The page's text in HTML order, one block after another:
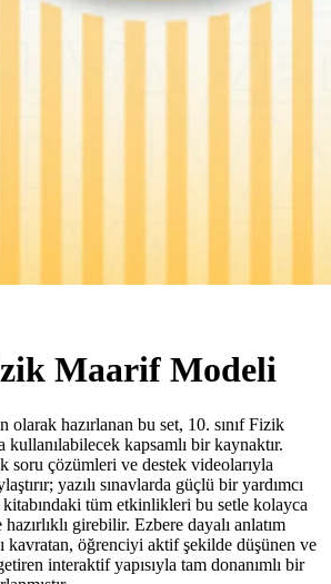
Maarif Modeli
hazırlanan bu set, 10. sınıf Fizik
kullanılabilecek kapsamlı bir kaynaktır.
soru çözümleri ve destek videolarıyla
yazılı sınavlarda güçlü bir yardımcı
tüm etkinlikleri bu setle kolayca
girebilir. Ezbere dayalı anlatım
kavratan, öğrenciyi aktif şekilde düşünen ve
interaktif yapısıyla tam donanımlı bir